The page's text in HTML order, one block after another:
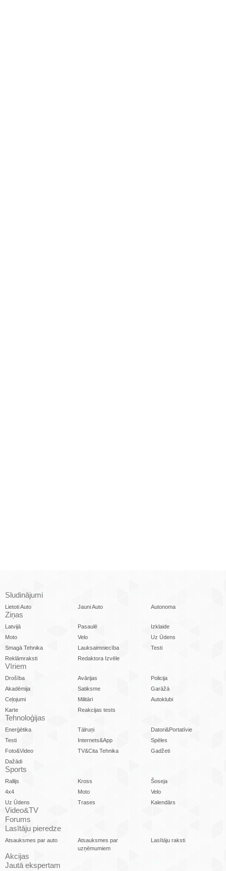
Sludinājumi
Lietoti Auto Jauni Auto Autonoma
Ziņas
Latvijā Pasaulē
Izklaide
Moto
Velo
Uz Ūdens
Smagā Tehnika
Lauksaimniecība
Testi
Reklāmraksti
Redaktora Izvēle
Vīriem
Drošība Avārijas
Policija
Akadēmija
Satiksme
Garāžā
Ceļojumi
Militāri
Autoklubi
Karte
Reakcijas tests
Tehnoloģijas
Enerģētika Tālruņi
Datori&Portatīvie
Testi
Internets&App
Spēles
Foto&Video
TV&Cita Tehnika
Gadžeti
Dažādi
Sports
Rallijs Kross
Šoseja
4x4
Moto
Velo
Uz Ūdens
Trases Kalendārs
Video&TV
Forums
Lasītāju pieredze
Atsauksmes par auto
Atsauksmes par
uzņēmumiem
Lasītāju raksti
Akcijas
Jautā ekspertam